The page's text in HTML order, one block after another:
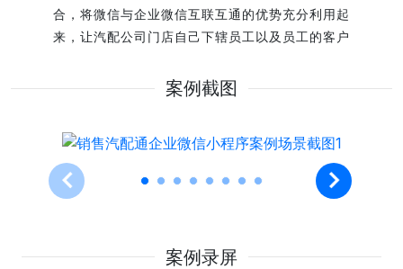
合，将微信与企业微信互联互通的优势充分利用起
来，让汽配公司门店自己下辖员工以及员工的客户
1、汽配公司门店的下辖销售业务员，在无PC设备
理
3、销售业务员可通过此应用查看自己所下订单的
相关数据进行管理 该案例展示了九影网络在微信
案例截图
案例录屏